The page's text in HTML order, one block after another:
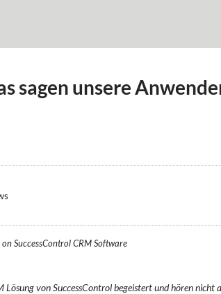
sagen unsere
onSuccessControl CRM Software
von SuccessControl begeistert und hören